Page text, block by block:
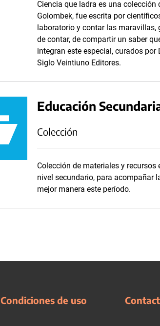
Ciencia que ladra es una
Golombek, fue escrita por
laboratorio y contar las maravillas,
de contar, de compartir un saber
integran este especial, curados
Siglo Veintiuno Editores.
Educación
Colección
Colección de materiales y
nivel secundario, para acompañar
mejor manera este período.
Condiciones de uso